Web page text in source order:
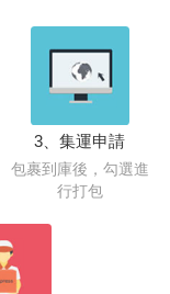
3、集運申請
包裹到庫後，勾選進
行打包